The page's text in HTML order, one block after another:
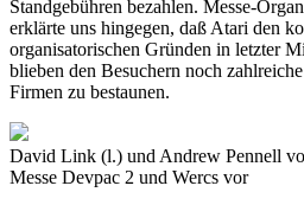
Standgebühren bezahlen. Messe-
erklärte uns hingegen, daß Atari den
organisatorischen Gründen in letzter
blieben den Besuchern noch
Firmen zu bestaunen.
David Link (l.) und Andrew Pennell
Messe Devpac 2 und Wercs vor